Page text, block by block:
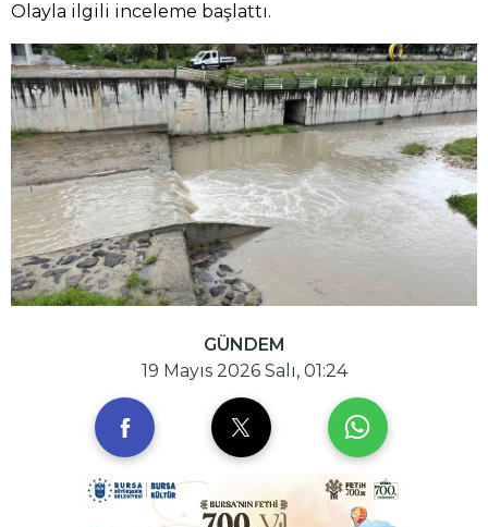
Olayla ilgili inceleme başlattı.
GÜNDEM
19 Mayıs 2026 Salı, 01:24